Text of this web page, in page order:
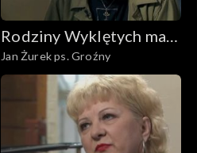
Rodziny Wyklętych mają
głos
Jan Żurek ps. Groźny